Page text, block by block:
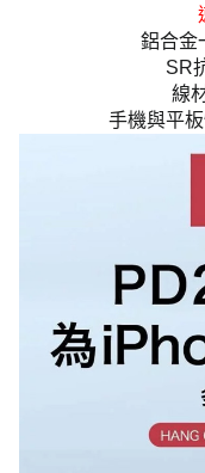
鋁合金
SR
線
手機與平